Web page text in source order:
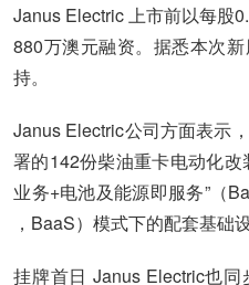
Janus Electric 上市前以每股
880万澳元融资。据悉本次
持。
Janus Electric公司方面表示
署的142份柴油重卡电动化
业务+电池及能源即服务”（
，BaaS）模式下的配套基础
挂牌首日 Janus Electric也